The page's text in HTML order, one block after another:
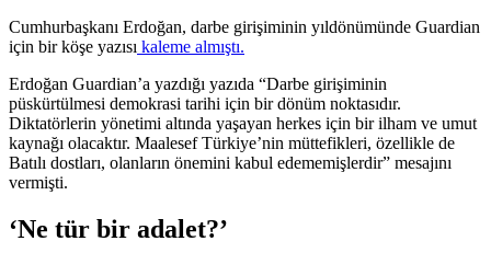
Cumhurbaşkanı Erdoğan, darbe girişiminin yıldönümünde Guardian
için bir köşe yazısı kaleme almıştı.
Erdoğan Guardian’a yazdığı yazıda “Darbe girişiminin
püskürtülmesi demokrasi tarihi için bir dönüm noktasıdır.
Diktatörlerin yönetimi altında yaşayan herkes için bir ilham ve umut
kaynağı olacaktır. Maalesef Türkiye’nin müttefikleri, özellikle de
Batılı dostları, olanların önemini kabul edememişlerdir” mesajını
vermişti.
‘Ne tür bir adalet?’